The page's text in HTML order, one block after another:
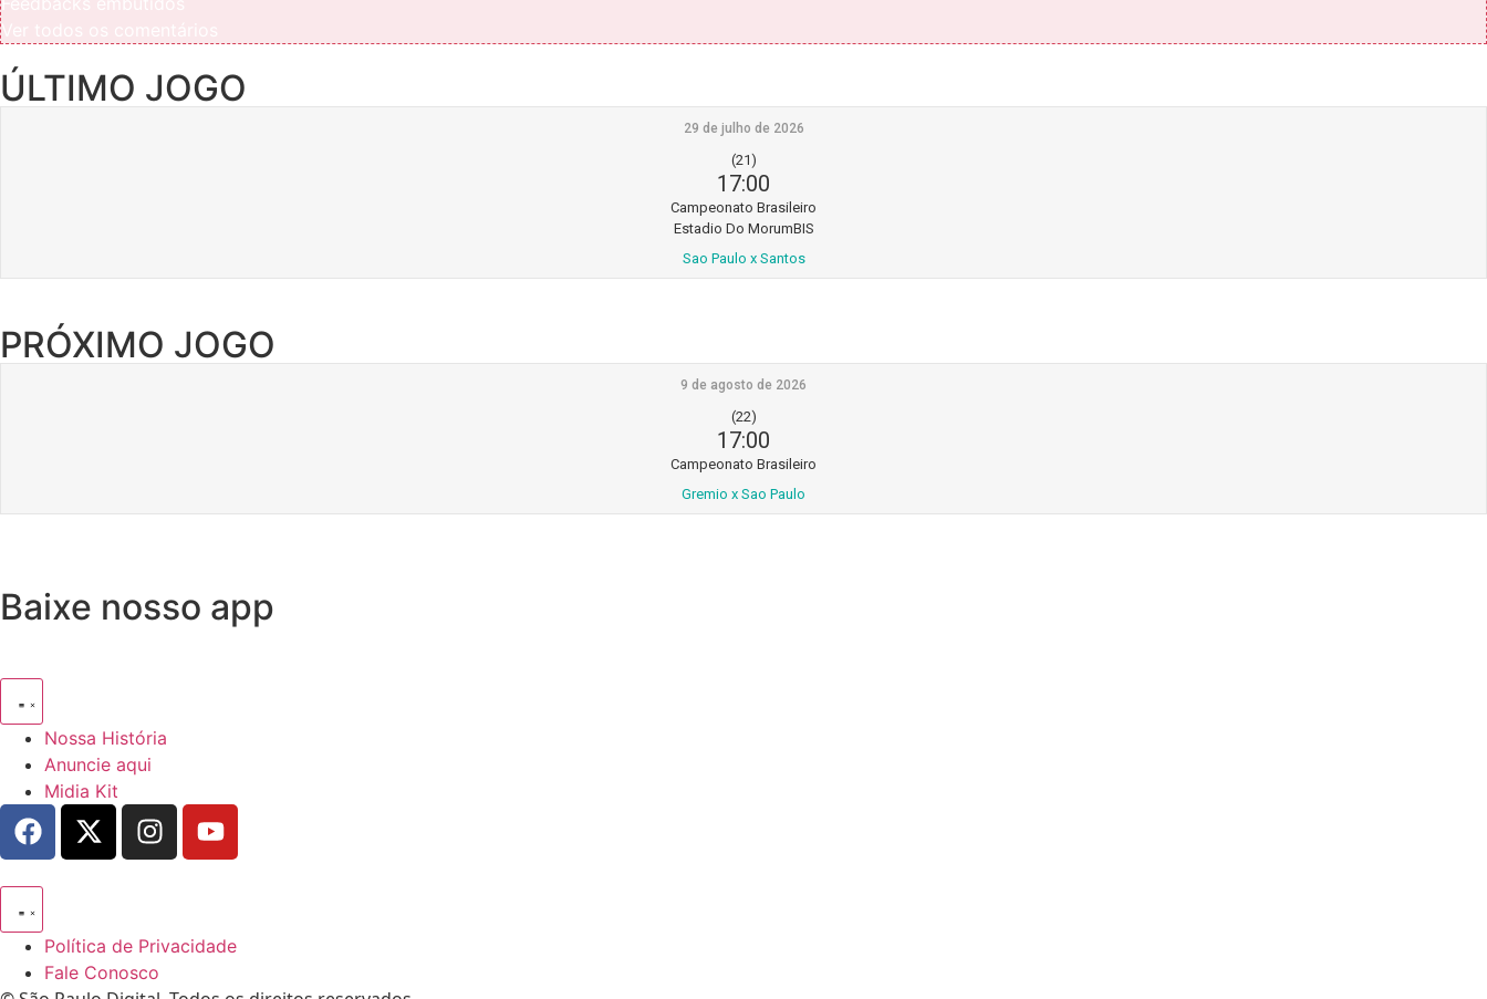
ÚLTIMO JOGO
29 de julho de 2026
(21)
17:00
Campeonato Brasileiro
Estadio Do MorumBIS
Sao Paulo x Santos
PRÓXIMO JOGO
9 de agosto de 2026
(22)
17:00
Campeonato Brasileiro
Gremio x Sao Paulo
Baixe nosso app
Nossa História
Anuncie aqui
Midia Kit
Política de Privacidade
Fale Conosco